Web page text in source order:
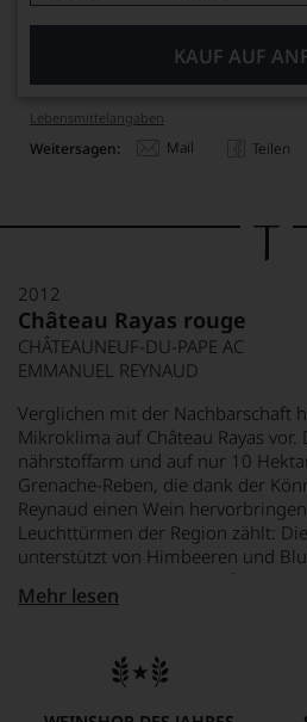
KAUF AUF
Lebensmittel­angaben
Weitersagen: Mail Teilen
2012
Château Rayas rouge
CHÂTEAUNEUF-DU-PAPE AC
EMMANUEL REYNAUD
Verglichen mit der Nachbarschaft
Mikroklima auf Château Rayas vor.
nährstoffarm und auf nur 10
Grenache-Reben, die dank der
Reynaud einen Wein
Leuchttürmen der Region zählt:
unterstützt von Himbeeren und
schönen Worte können das
Mehr lesen